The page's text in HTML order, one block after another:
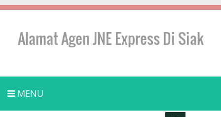
Alamat Agen JNE Express Di Siak
MENU